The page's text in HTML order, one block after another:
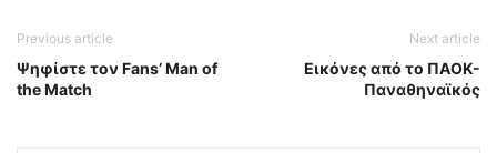
Previous article
Ψηφίστε τον Fans’ Man of
the Match
Next article
Εικόνες από το ΠΑΟΚ-
Παναθηναϊκός